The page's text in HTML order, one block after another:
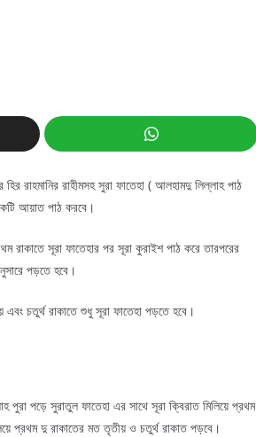
রাহমানির রাহীমসহ সুরা ফাতেহা ( আলহামদু লিল্লাহ পাঠ
আয়াত পাঠ করবে।
সূরা ফাতেহার পর সূরা কুরাইশ পাঠ করে তারপরের
পড়তে হবে।
চতুর্থ রাকাতে শুধু সূরা ফাতেহা পড়তে হবে।
পুরা পড়ে সুরাতুল ফাতেহা এর সাথে সূরা ক্বিরাত মিলিয়ে প্রথম
প্রথম দু রাকাতের মত তৃতীয় ও চতুর্থ রাকাত পড়বে।